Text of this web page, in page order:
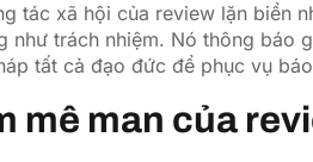
tác xã hội của review lặn biển
như trách nhiệm. Nó thông báo
tất cả đạo đức để phục vụ
mê man của